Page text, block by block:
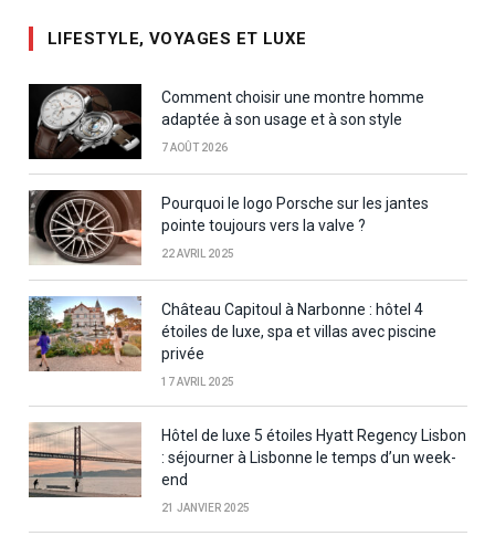
LIFESTYLE, VOYAGES ET LUXE
Comment choisir une montre homme
adaptée à son usage et à son style
7 AOÛT 2026
Pourquoi le logo Porsche sur les jantes
pointe toujours vers la valve ?
22 AVRIL 2025
Château Capitoul à Narbonne : hôtel 4
étoiles de luxe, spa et villas avec piscine
privée
17 AVRIL 2025
Hôtel de luxe 5 étoiles Hyatt Regency Lisbon
: séjourner à Lisbonne le temps d’un week-
end
21 JANVIER 2025